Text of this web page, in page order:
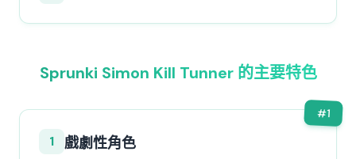
Sprunki Simon Kill Tunner 的主要特色
#1
1 戲劇性角色